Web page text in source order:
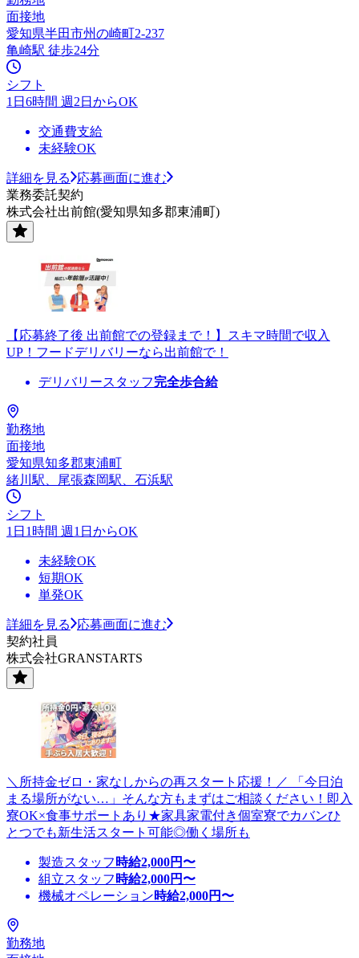
面接地
愛知県半田市州の崎町2-237
亀崎駅 徒歩24分
シフト
1日6時間 週2日からOK
交通費支給
未経験OK
詳細を見る
応募画面に進む
業務委託契約
株式会社出前館(愛知県知多郡東浦町)
【応募終了後 出前館での登録まで！】スキマ時間で収入
UP！フードデリバリーなら出前館で！
デリバリースタッフ完全歩合給
勤務地
面接地
愛知県知多郡東浦町
緒川駅、尾張森岡駅、石浜駅
シフト
1日1時間 週1日からOK
未経験OK
短期OK
単発OK
詳細を見る
応募画面に進む
契約社員
株式会社GRANSTARTS
＼所持金ゼロ・家なしからの再スタート応援！／ 「今日泊
まる場所がない…」そんな方もまずはご相談ください！即入
寮OK×食事サポートあり★家具家電付き個室寮でカバンひ
とつでも新生活スタート可能◎働く場所も
製造スタッフ 時給2,000円〜
組立スタッフ 時給2,000円〜
機械オペレーション時給2,000円〜
勤務地